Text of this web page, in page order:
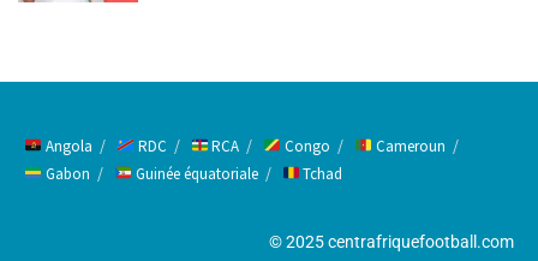
Angola RDC RCA Congo
Cameroun
Gabon
Guinée équatoriale Tchad
© 2025 centrafriquefootball.com